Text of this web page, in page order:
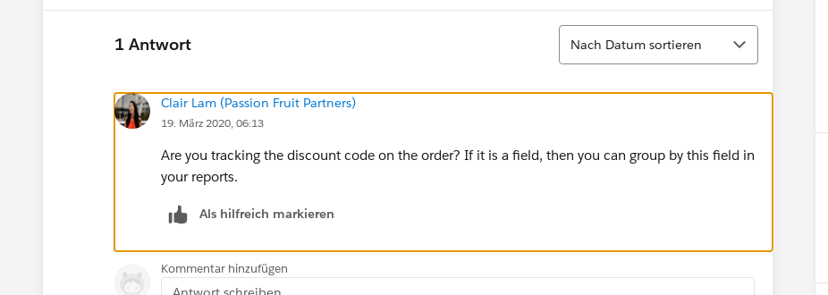
1 Antwort
Sortieren
Nach Datum sortieren
Clair Lam (Passion Fruit Partners)
19. März 2020, 06:13
Are you tracking the discount code on the order? If it is a field, then you can group by this field in
your reports.
Als hilfreich markieren
Kommentar hinzufügen